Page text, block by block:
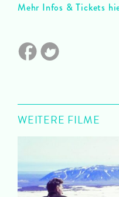
Mehr Infos & Tickets
WEITERE FILME